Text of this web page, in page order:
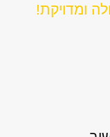
ומדויקת!